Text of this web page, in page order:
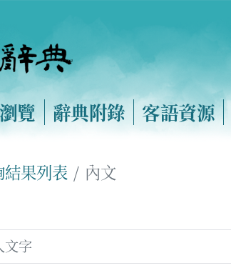
覽 辭典附錄 客語資源
結果列表 內文